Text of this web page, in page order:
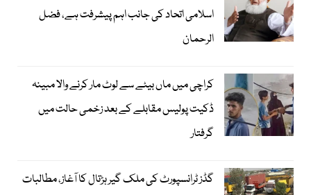
اسلامی اتحاد کی جانب اہم پیشرفت ہے، فضل
الرحمان
کراچی میں ماں بیٹے سے لوٹ مار کرنے والا مبینہ
ڈکیت پولیس مقابلے کے بعد زخمی حالت میں
گرفتار
گڈز ٹرانسپورٹ کی ملک گیر ہڑتال کا آغاز، مطالبات